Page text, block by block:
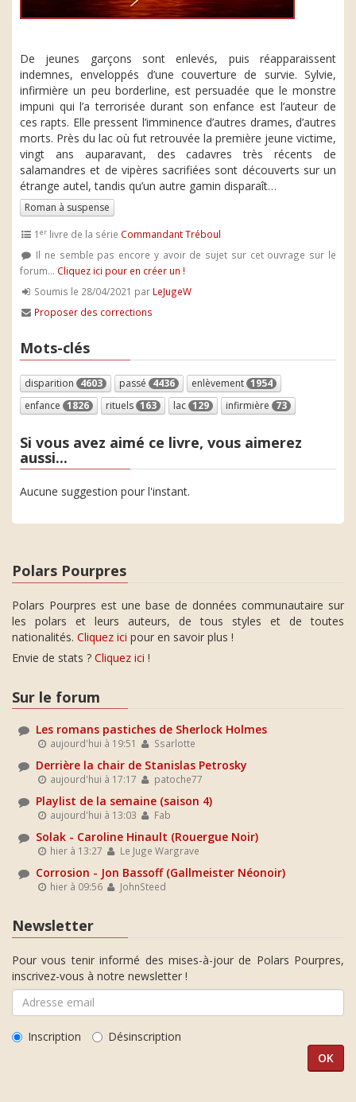
De jeunes garçons sont enlevés, puis réapparaissent
indemnes, enveloppés d’une couverture de survie. Sylvie,
infirmière un peu borderline, est persuadée que le monstre
impuni qui l’a terrorisée durant son enfance est l’auteur de
ces rapts. Elle pressent l’imminence d’autres drames, d’autres
morts. Près du lac où fut retrouvée la première jeune victime,
vingt ans auparavant, des cadavres très récents de
salamandres et de vipères sacrifiées sont découverts sur un
étrange autel, tandis qu’un autre gamin disparaît…
Roman à suspense
1er livre de la série Commandant Tréboul
Il ne semble pas encore y avoir de sujet sur cet ouvrage sur le
forum... Cliquez ici pour en créer un !
Soumis le 28/04/2021 par LeJugeW
Proposer des corrections
Mots-clés
disparition 4603 passé 4436 enlèvement 1954
enfance 1826 rituels 163 lac 129 infirmière 73
Si vous avez aimé ce livre, vous aimerez
aussi...
Aucune suggestion pour l'instant.
Polars Pourpres
Polars Pourpres est une base de données communautaire sur
les polars et leurs auteurs, de tous styles et de toutes
nationalités. Cliquez ici pour en savoir plus !
Envie de stats ? Cliquez ici !
Sur le forum
Les romans pastiches de Sherlock Holmes
aujourd'hui à 19:51 Ssarlotte
Derrière la chair de Stanislas Petrosky
aujourd'hui à 17:17 patoche77
Playlist de la semaine (saison 4)
aujourd'hui à 13:03 Fab
Solak - Caroline Hinault (Rouergue Noir)
hier à 13:27 Le Juge Wargrave
Corrosion - Jon Bassoff (Gallmeister Néonoir)
hier à 09:56 JohnSteed
Newsletter
Pour vous tenir informé des mises-à-jour de Polars Pourpres,
inscrivez-vous à notre newsletter !
Inscription Désinscription